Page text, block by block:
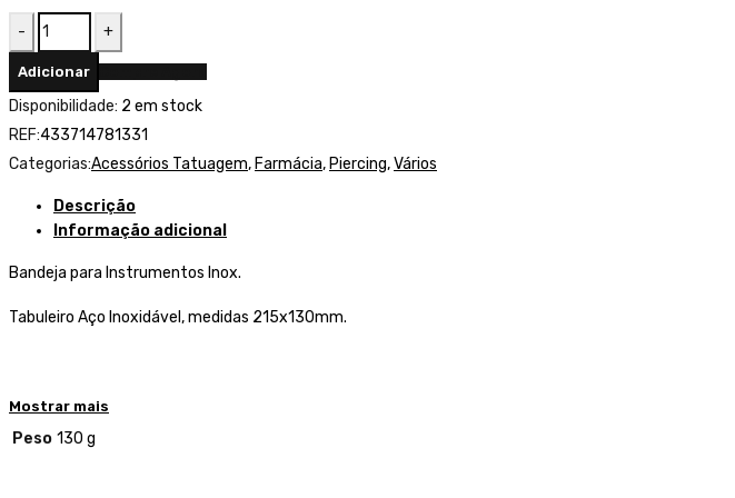
Quantidade
de
para
Instrumentos
Inox
215x130mm
Adicionar
Disponibilidade: 2 em stock
REF:433714781331
Categorias:Acessórios Tatuagem, Farmácia, Piercing,Vários
Descrição
Informação adicional
Bandeja para Instrumentos Inox.
Tabuleiro Aço Inoxidável, medidas 215x130mm.
Mostrar mais
Peso 130 g